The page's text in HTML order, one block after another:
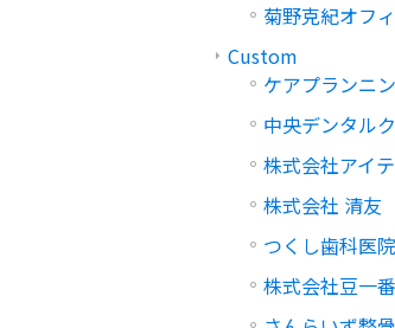
菊野克紀オフ
Custom
ケアプランニ
中央デンタル
株式会社アイ
株式会社 清友
つくし歯科医院
株式会社豆一